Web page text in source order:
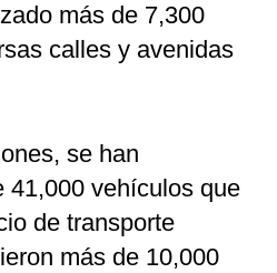
más de 7,300
calles y avenidas
se han
41,000 vehículos que
de transporte
más de 10,000